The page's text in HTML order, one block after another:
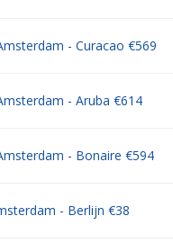
- Curacao €569
- Aruba €614
- Bonaire €594
- Berlijn €38